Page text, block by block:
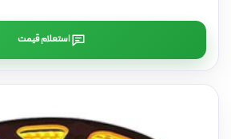
استعلام قیمت